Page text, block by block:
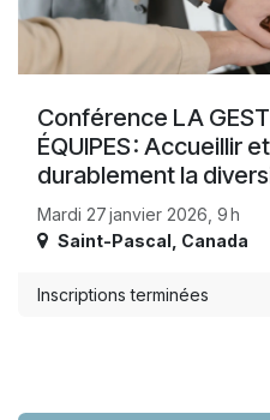
Conférence LA
ÉQUIPES : Accueillir
durablement la
Mardi 27 janvier 2026, 9 h
Saint-Pascal Canada
Inscriptions terminées